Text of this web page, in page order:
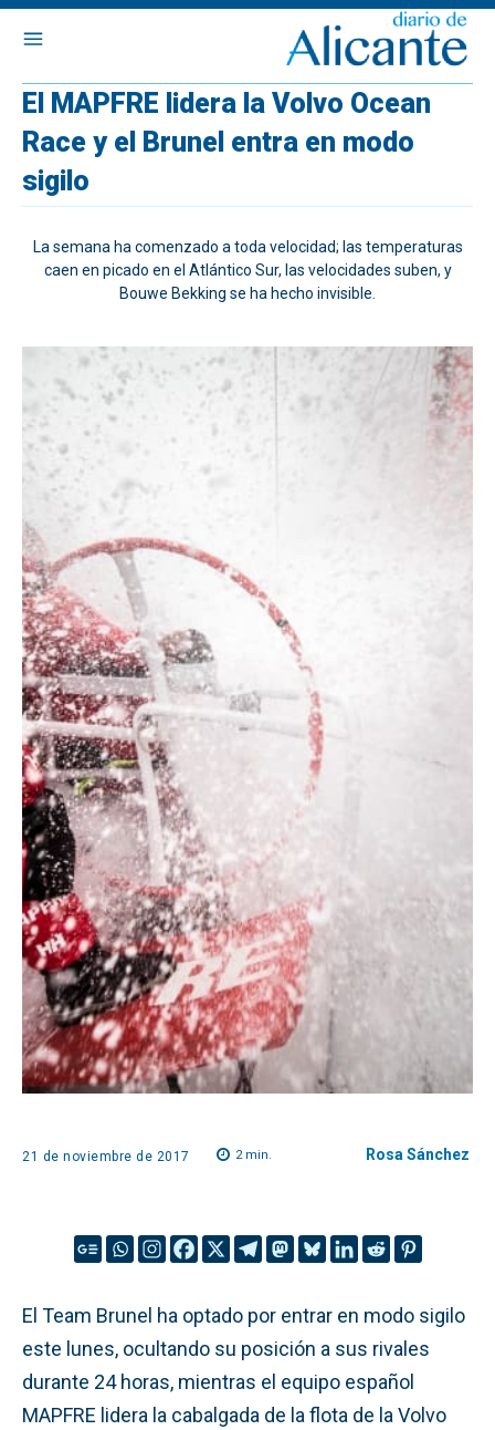
El MAPFRE lidera la Volvo Ocean
Race y el Brunel entra en modo
sigilo
La semana ha comenzado a toda velocidad; las temperaturas
caen en picado en el Atlántico Sur, las velocidades suben, y
Bouwe Bekking se ha hecho invisible.
21 de noviembre de 2017 2min. Rosa Sánchez
El Team Brunel ha optado por entrar en modo sigilo
este lunes, ocultando su posición a sus rivales
durante 24 horas, mientras el equipo español
MAPFRE lidera la cabalgada de la flota de la Volvo